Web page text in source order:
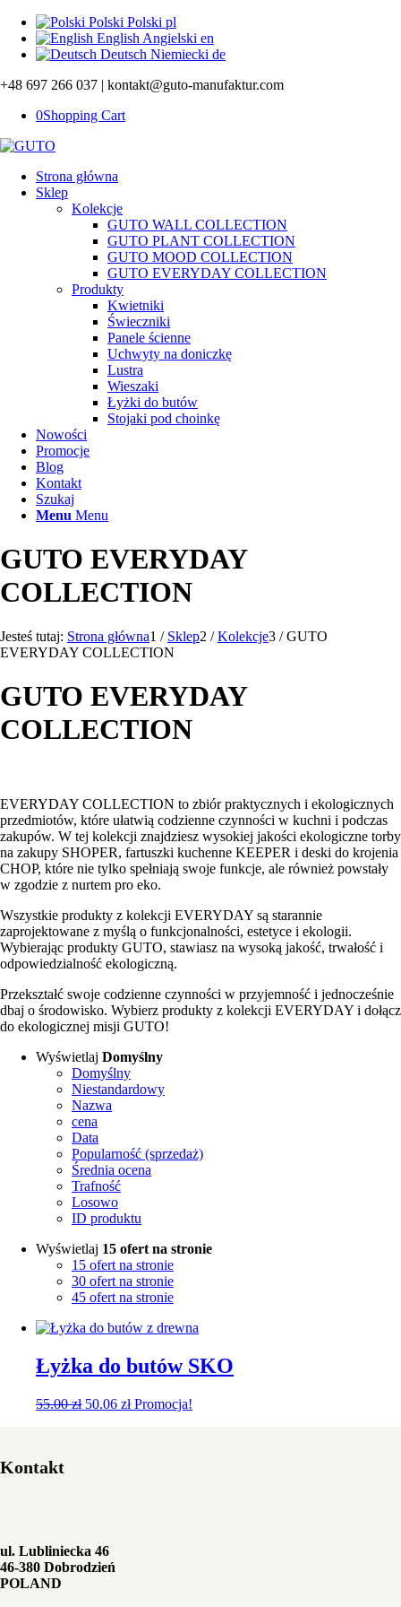
Polski Polski pl
English Angielski en
Deutsch Niemiecki de
+48 697 266 037 | kontakt@guto-manufaktur.com
0Shopping Cart
Strona główna
Sklep
Kolekcje
GUTO WALL COLLECTION
GUTO PLANT COLLECTION
GUTO MOOD COLLECTION
GUTO EVERYDAY COLLECTION
Produkty
Kwietniki
Świeczniki
Panele ścienne
Uchwyty na doniczkę
Lustra
Wieszaki
Łyżki do butów
Stojaki pod choinkę
Nowości
Promocje
Blog
Kontakt
Szukaj
Menu Menu
GUTO EVERYDAY
COLLECTION
Jesteś tutaj: Strona główna1 / Sklep2 / Kolekcje3 / GUTO
EVERYDAY COLLECTION
GUTO EVERYDAY
COLLECTION
EVERYDAY COLLECTION to zbiór praktycznych i ekologicznych
przedmiotów, które ułatwią codzienne czynności w kuchni i podczas
zakupów. W tej kolekcji znajdziesz wysokiej jakości ekologiczne torby
na zakupy SHOPER, fartuszki kuchenne KEEPER i deski do krojenia
CHOP, które nie tylko spełniają swoje funkcje, ale również powstały
w zgodzie z nurtem pro eko.
Wszystkie produkty z kolekcji EVERYDAY są starannie
zaprojektowane z myślą o funkcjonalności, estetyce i ekologii.
Wybierając produkty GUTO, stawiasz na wysoką jakość, trwałość i
odpowiedzialność ekologiczną.
Przekształć swoje codzienne czynności w przyjemność i jednocześnie
dbaj o środowisko. Wybierz produkty z kolekcji EVERYDAY i dołącz
do ekologicznej misji GUTO!
Wyświetlaj Domyślny
Domyślny
Niestandardowy
Nazwa
cena
Data
Popularność (sprzedaż)
Średnia ocena
Trafność
Losowo
ID produktu
Wyświetlaj 15 ofert na stronie
15 ofert na stronie
30 ofert na stronie
45 ofert na stronie
Łyżka do butów SKO
55.00zł 50.06 zł Promocja!
Kontakt
ul. Lubliniecka 46
46-380 Dobrodzień
POLAND